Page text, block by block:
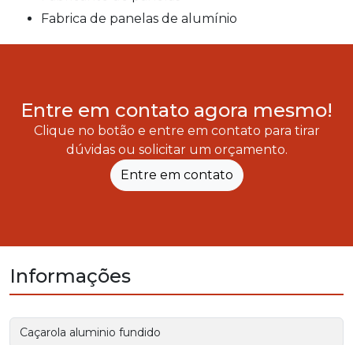
fabrica de panelas de alumínio
Entre em contato agora mesmo!
Clique no botão e entre em contato para tirar
dúvidas ou solicitar um orçamento.
Entre em contato
Informações
Caçarola aluminio fundido